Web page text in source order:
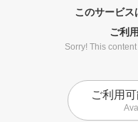
このサービス
ご利
Sorry! This
ご利用